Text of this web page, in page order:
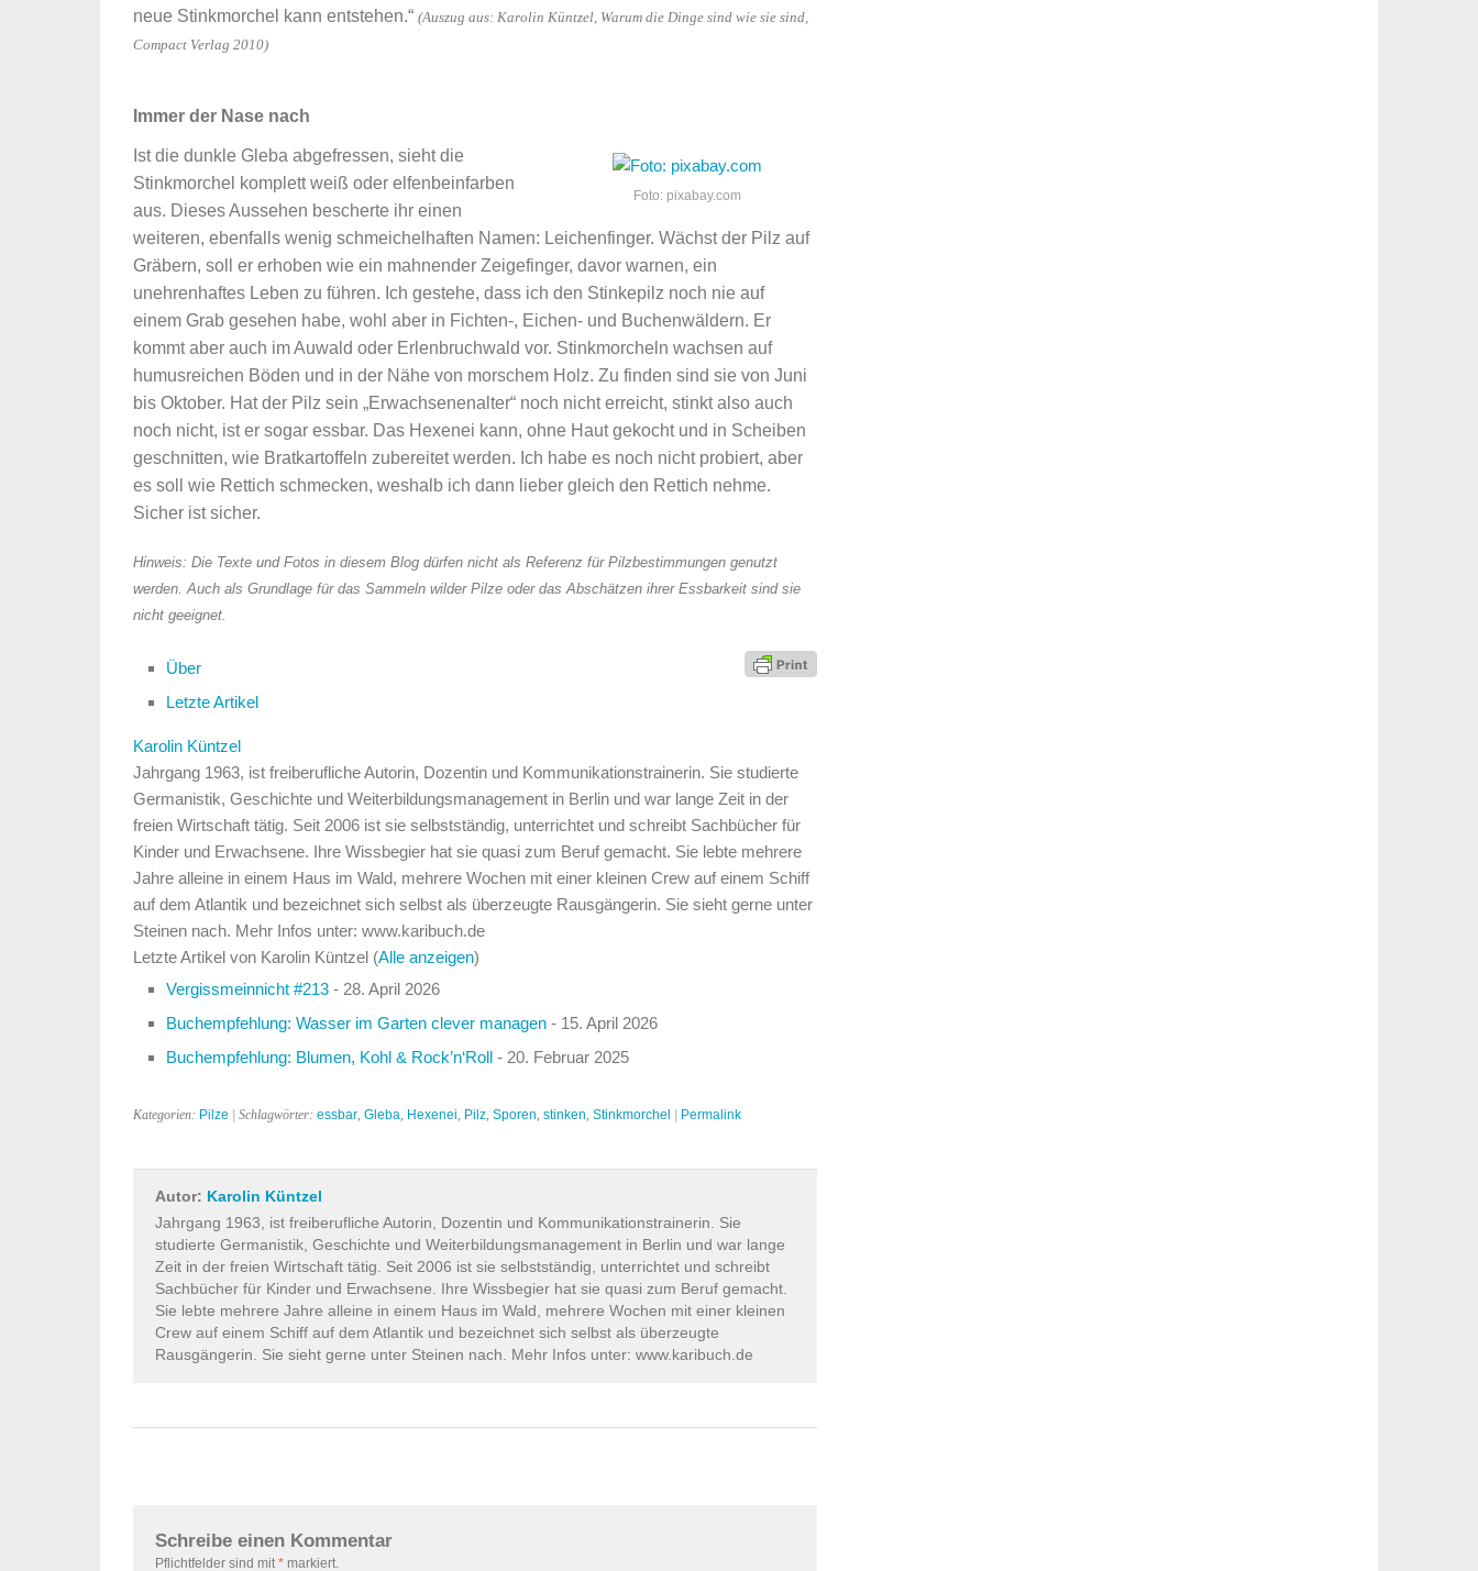
neue Stinkmorchel kann entstehen.“ (Auszug aus: Karolin Küntzel, Warum die Dinge sind wie sie sind,
Compact Verlag 2010)
Immer der Nase nach
Foto: pixabay.com
Ist die dunkle Gleba abgefressen, sieht die
Stinkmorchel komplett weiß oder elfenbeinfarben
aus. Dieses Aussehen bescherte ihr einen
weiteren, ebenfalls wenig schmeichelhaften Namen: Leichenfinger. Wächst der Pilz auf
Gräbern, soll er erhoben wie ein mahnender Zeigefinger, davor warnen, ein
unehrenhaftes Leben zu führen. Ich gestehe, dass ich den Stinkepilz noch nie auf
einem Grab gesehen habe, wohl aber in Fichten-, Eichen- und Buchenwäldern. Er
kommt aber auch im Auwald oder Erlenbruchwald vor. Stinkmorcheln wachsen auf
humusreichen Böden und in der Nähe von morschem Holz. Zu finden sind sie von Juni
bis Oktober. Hat der Pilz sein „Erwachsenenalter“ noch nicht erreicht, stinkt also auch
noch nicht, ist er sogar essbar. Das Hexenei kann, ohne Haut gekocht und in Scheiben
geschnitten, wie Bratkartoffeln zubereitet werden. Ich habe es noch nicht probiert, aber
es soll wie Rettich schmecken, weshalb ich dann lieber gleich den Rettich nehme.
Sicher ist sicher.
Hinweis: Die Texte und Fotos in diesem Blog dürfen nicht als Referenz für Pilzbestimmungen genutzt
werden. Auch als Grundlage für das Sammeln wilder Pilze oder das Abschätzen ihrer Essbarkeit sind sie
nicht geeignet.
Über
Letzte Artikel
Karolin Küntzel
Jahrgang 1963, ist freiberufliche Autorin, Dozentin und Kommunikationstrainerin. Sie studierte
Germanistik, Geschichte und Weiterbildungsmanagement in Berlin und war lange Zeit in der
freien Wirtschaft tätig. Seit 2006 ist sie selbstständig, unterrichtet und schreibt Sachbücher für
Kinder und Erwachsene. Ihre Wissbegier hat sie quasi zum Beruf gemacht. Sie lebte mehrere
Jahre alleine in einem Haus im Wald, mehrere Wochen mit einer kleinen Crew auf einem Schiff
auf dem Atlantik und bezeichnet sich selbst als überzeugte Rausgängerin. Sie sieht gerne unter
Steinen nach. Mehr Infos unter: www.karibuch.de
Letzte Artikel von Karolin Küntzel (Alle anzeigen)
Vergissmeinnicht #213 - 28. April 2026
Buchempfehlung: Wasser im Garten clever managen - 15. April 2026
Buchempfehlung: Blumen, Kohl & Rock’n‘Roll - 20. Februar 2025
Kategorien: Pilze | Schlagwörter: essbar, Gleba, Hexenei, Pilz, Sporen, stinken, Stinkmorchel Permalink
Autor: Karolin Küntzel
Jahrgang 1963, ist freiberufliche Autorin, Dozentin und Kommunikationstrainerin. Sie
studierte Germanistik, Geschichte und Weiterbildungsmanagement in Berlin und war lange
Zeit in der freien Wirtschaft tätig. Seit 2006 ist sie selbstständig, unterrichtet und schreibt
Sachbücher für Kinder und Erwachsene. Ihre Wissbegier hat sie quasi zum Beruf gemacht.
Sie lebte mehrere Jahre alleine in einem Haus im Wald, mehrere Wochen mit einer kleinen
Crew auf einem Schiff auf dem Atlantik und bezeichnet sich selbst als überzeugte
Rausgängerin. Sie sieht gerne unter Steinen nach. Mehr Infos unter: www.karibuch.de
Schreibe einen Kommentar
Pflichtfelder sind mit * markiert.